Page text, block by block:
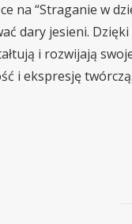
na “Straganie w
dary jesieni.
i rozwijają
i ekspresję twórczą.